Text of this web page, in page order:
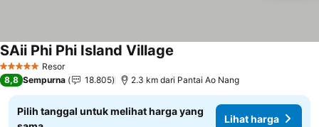
5 Bintang Resor
SAii Phi Phi Island Village
8,8 Sempurna 18.805 2.3 km dari Pantai Ao Nang
Pilih tanggal untuk melihat harga yang
Lihat harga